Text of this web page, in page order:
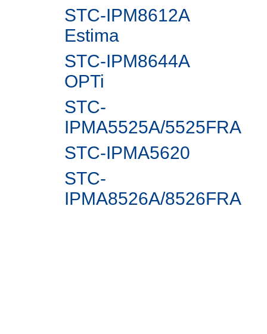
STC-IPM8612A
Estima
STC-IPM8644A
OPTi
STC-
IPMA5525A/5525FRA
STC-IPMА5620
STC-
IPMA8526A/8526FRA